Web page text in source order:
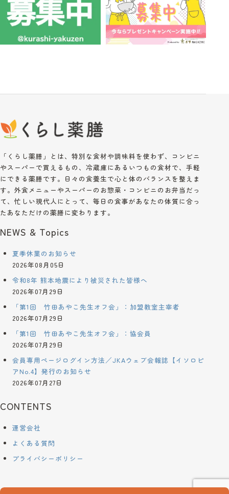
「くらし薬膳」とは、特別な食材や調味料を使わず、コンビニ
やスーパーで買えるもの、冷蔵庫にあるいつもの食材で、手軽
にできる薬膳です。日々の食養生で心と体のバランスを整えま
す。外食メニューやスーパーのお惣菜・コンビニのお弁当だっ
て、忙しい現代人にとって、毎日の食事があなたの体質に合っ
たあなただけの薬膳に変わります。
NEWS & Topics
夏季休業のお知らせ
2026年08月05日
令和8年 熊本地震により被災された皆様へ
2026年07月29日
「第1回 竹田あやこ先生オフ会」：加盟教室主宰者
2026年07月29日
「第1回 竹田あやこ先生オフ会」：協会員
2026年07月29日
会員専用ページログイン方法／JKAウェブ会報誌【イソロピ
アNo.4】発行のお知らせ
2026年07月27日
CONTENTS
運営会社
よくある質問
プライバシーポリシー